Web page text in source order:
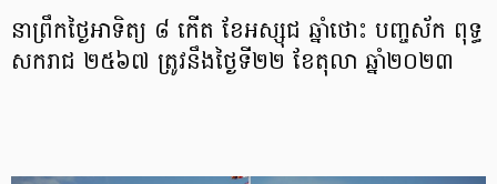
នាព្រឹកថ្ងៃអាទិត្យ ៨ កើត ខែអស្សុជ ឆ្នាំថោះ បញ្ចស័ក ពុទ្ធ
សករាជ ២៥៦៧ ត្រូវនឹងថ្ងៃទី២២ ខែតុលា ឆ្នាំ២០២៣